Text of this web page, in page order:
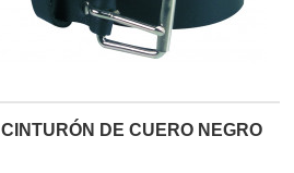
CINTURÓN DE CUERO NEGRO